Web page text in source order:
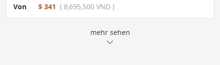
Von $ 341 ( 8,695,500 VND )
mehr sehen